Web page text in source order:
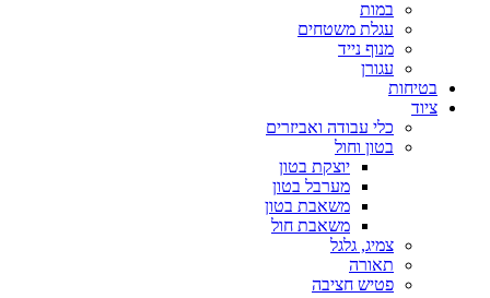
במות
עגלת משטחים
מנוף נייד
עגורן
בטיחות
ציוד
כלי עבודה ואביזרים
בטון וחול
יוצקת בטון
מערבל בטון
משאבת בטון
משאבת חול
צמיג, גלגל
תאורה
פטיש חציבה